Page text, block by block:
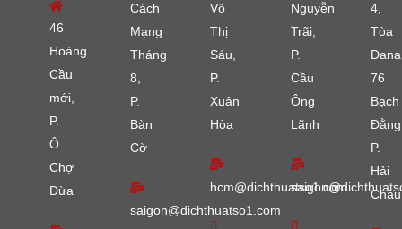
46
Hoàng
Cầu
mới,
P.
Ô
Chợ
Dừa
Cách
Mạng
Tháng
8,
P.
Bàn
Cờ
saigon@dichthuatso1.com
Võ
Thị
Sáu,
P.
Xuân
Hòa
hcm@dichthuatso1.com
Nguyễn
Trãi,
P.
Cầu
Ông
Lãnh
4,
Tòa
76
Bạch
P.
Hải
Châu